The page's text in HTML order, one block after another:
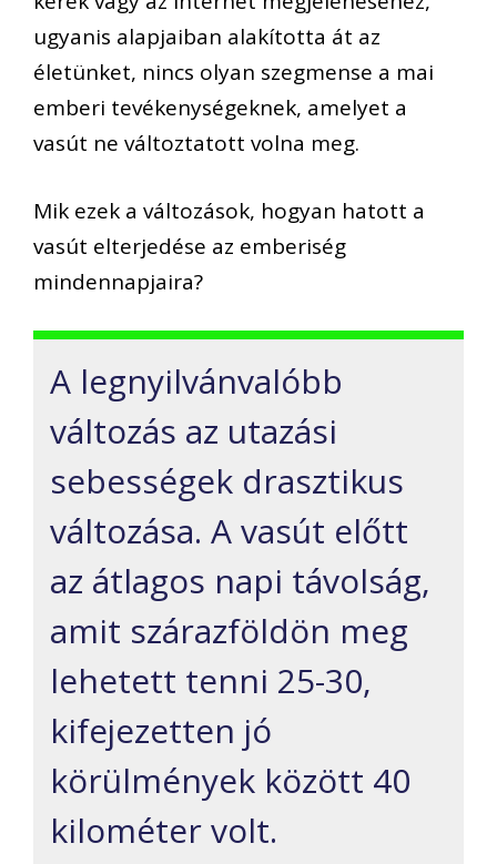
ugyanis alapjaiban alakította át az
életünket, nincs olyan szegmense a mai
emberi tevékenységeknek, amelyet a
vasút ne változtatott volna meg.
Mik ezek a változások, hogyan hatott a
vasút elterjedése az emberiség
mindennapjaira?
A legnyilvánvalóbb
változás az utazási
sebességek drasztikus
változása. A vasút előtt
az átlagos napi távolság,
amit szárazföldön meg
lehetett tenni 25-30,
kifejezetten jó
körülmények között 40
kilométer volt.